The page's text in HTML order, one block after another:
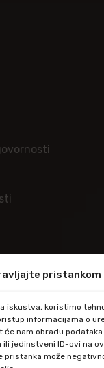
pristankom
iskustva, koristimo
informacijama o
nam obradu podataka
ili jedinstveni ID-ovi na
pristanka može